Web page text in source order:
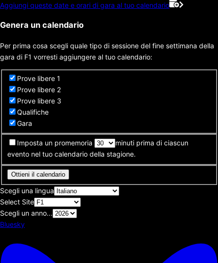
Aggiungi queste date e orari di gara al tuo calendario
Genera un calendario
Per prima cosa scegli quale tipo di sessione del fine settimana della
gara di F1 vorresti aggiungere al tuo calendario:
Prove libere 1
Prove libere 2
Prove libere 3
Qualifiche
Gara
Imposta un promemoria
minuti prima di ciascun
evento nel tuo calendario della stagione.
Ottieni il calendario
Scegli una lingua
Select Site
Scegli un anno...
Bluesky